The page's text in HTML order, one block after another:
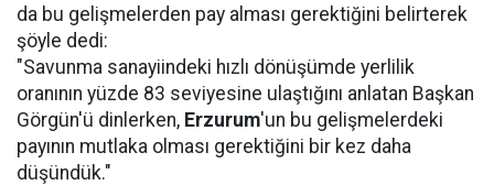
da bu gelişmelerden pay alması gerektiğini belirterek
şöyle dedi:
"Savunma sanayiindeki hızlı dönüşümde yerlilik
oranının yüzde 83 seviyesine ulaştığını anlatan Başkan
Görgün'ü dinlerken, Erzurum'un bu gelişmelerdeki
payının mutlaka olması gerektiğini bir kez daha
düşündük."